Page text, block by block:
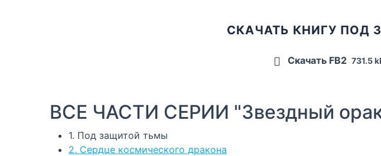
СКАЧАТЬ КНИГУ ПОД
Скачать FB2 731.5
ВСЕ ЧАСТИ СЕРИИ "Звездный
1. Под защитой тьмы
2. Сердце космического дракона